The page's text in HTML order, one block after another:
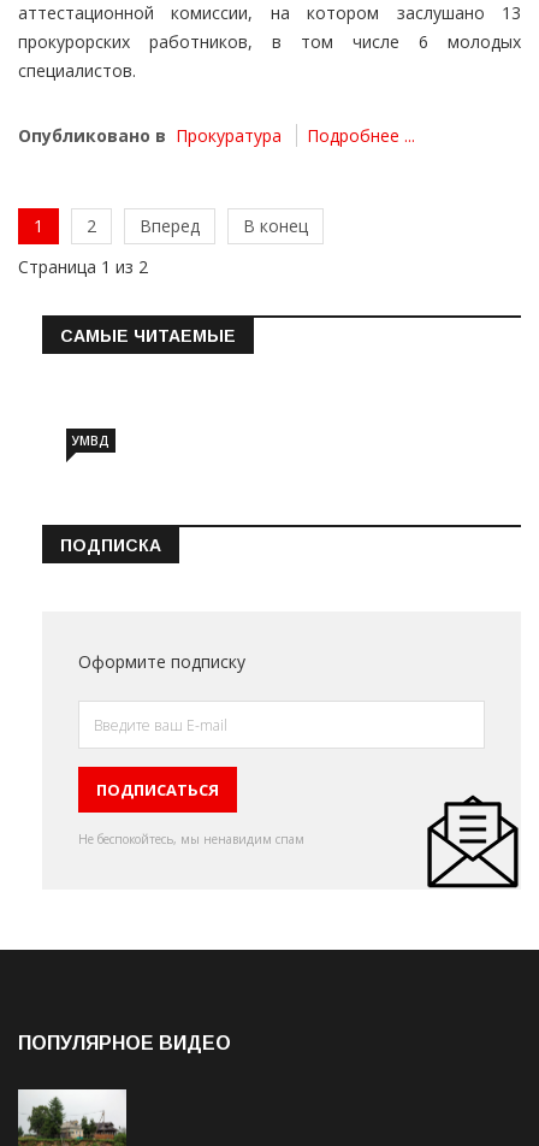
аттестационной комиссии, на котором заслушано 13
прокурорских работников, в том числе 6 молодых
специалистов.
Опубликовано в Прокуратура Подробнее ...
1 2 Вперед
В конец
Страница 1 из 2
САМЫЕ ЧИТАЕМЫЕ
УМВД
ПОДПИСКА
Оформите подписку
Не беспокойтесь, мы ненавидим спам
ПОПУЛЯРНОЕ ВИДЕО